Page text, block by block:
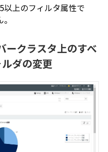
以上のフィルタ属性で
クラスタ上のすべ
ダの変更